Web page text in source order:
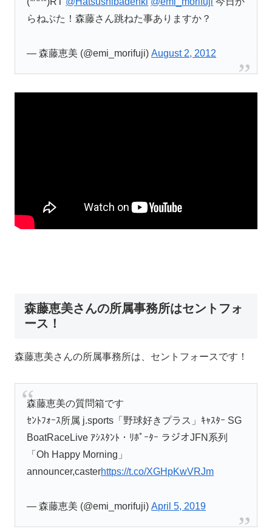
らねぶた！森藤さん跳ねた事ありますか？
— 森藤恵美 (@emi_morifuji)August 2, 2012
森藤恵美さんの所属事務所はセントフォ
ース！
森藤恵美さんの所属事務所は、セントフォースです！
森藤恵美の質問箱です
ｾﾝﾄﾌｫｰｽ所属 j.sports「野球好きプラス」ｷｬｽﾀｰ SG
BoatRaceLive ｱｼｽﾀﾝﾄ・ﾘﾎﾟｰﾀｰ ラジオJFN系列
「Oh Happy Morning」
announcer,casterhttps://t.co/XGHpKwVRJm
— 森藤恵美 (@emi_morifuji)April 5, 2019